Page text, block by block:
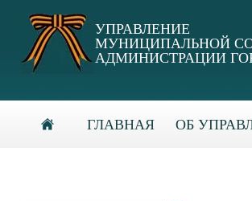
УПРАВЛЕНИЕ
МУНИЦИПАЛЬНОЙ
АДМИНИСТРАЦИИ
ГЛАВНАЯ ОБ